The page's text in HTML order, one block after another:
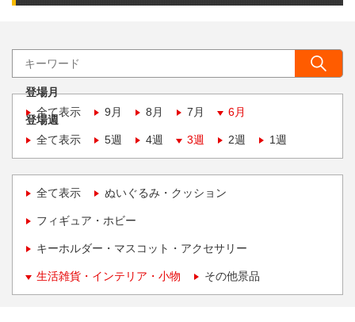
登場月
全て表示
9月 8月 7月 6月
登場週
全て表示
5週 4週 3週 2週 1週
全て表示 ぬいぐるみ・クッション
フィギュア・ホビー
キーホルダー・マスコット・アクセサリー
生活雑貨・インテリア・小物 その他景品